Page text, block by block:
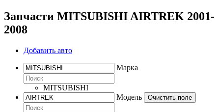
Запчасти MITSUBISHI AIRTREK 2001-
2008
Добавить авто
Марка
MITSUBISHI
Модель
Очистить поле